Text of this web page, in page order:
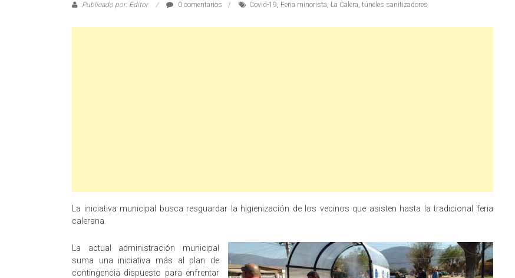
Publicado por: Editor 0 comentarios Covid-19, Feria minorista, La Calera, túneles sanitizadores
La iniciativa municipal busca resguardar la higienización de los vecinos que asisten hasta la tradicional feria
calerana.
La actual administración municipal
suma una iniciativa más al plan de
contingencia dispuesto para enfrentar